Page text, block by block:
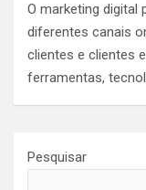
O marketing digital
diferentes canais
clientes e clientes
ferramentas,
Pesquisar